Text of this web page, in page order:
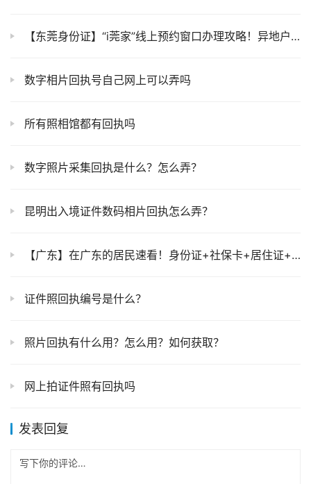
【东莞身份证】“i莞家”线上预约窗口办理攻略！异地户籍身份证补换领也能轻松办理！
数字相片回执号自己网上可以弄吗
所有照相馆都有回执吗
数字照片采集回执是什么？怎么弄？
昆明出入境证件数码相片回执怎么弄？
【广东】在广东的居民速看！身份证+社保卡+居住证+出入境证件「一站式办理指南」
证件照回执编号是什么？
照片回执有什么用？怎么用？如何获取？
网上拍证件照有回执吗
发表回复